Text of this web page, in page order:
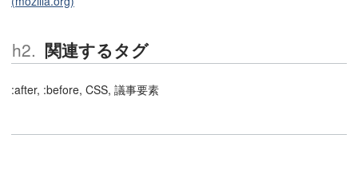
関連するタグ
:after, :before, CSS, 議事要素